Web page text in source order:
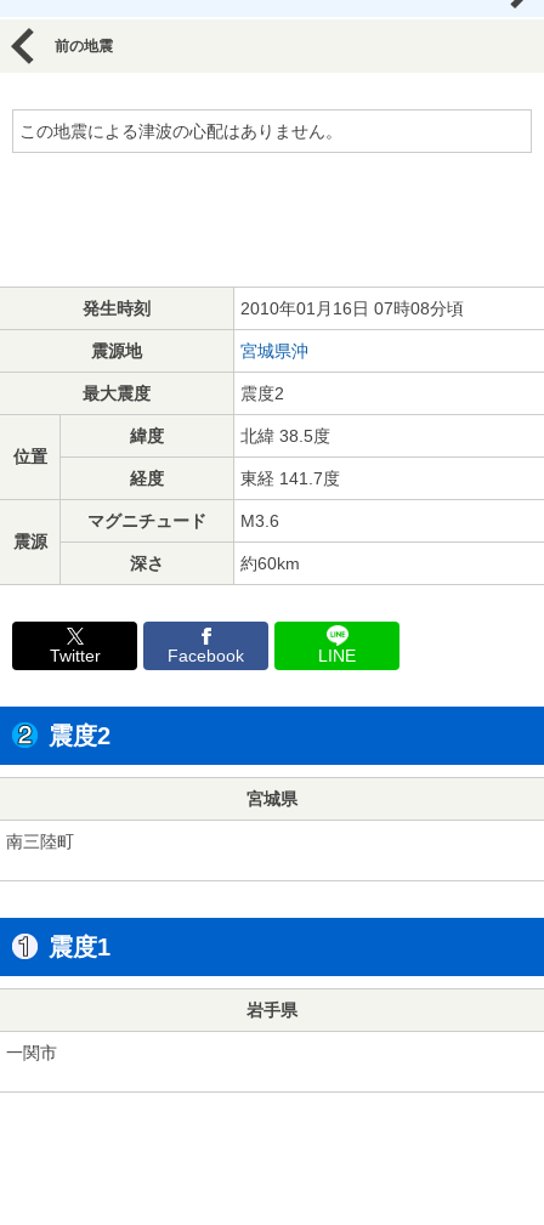
前の地震
この地震による津波の心配はありません。
発生時刻 2010年01月16日 07時08分頃
震源地 宮城県沖
最大震度 震度2
位置
緯度 北緯 38.5度
経度 東経 141.7度
震源
マグニチュード M3.6
深さ 約60km
Twitter Facebook LINE
震度2
宮城県
南三陸町
震度1
岩手県
一関市